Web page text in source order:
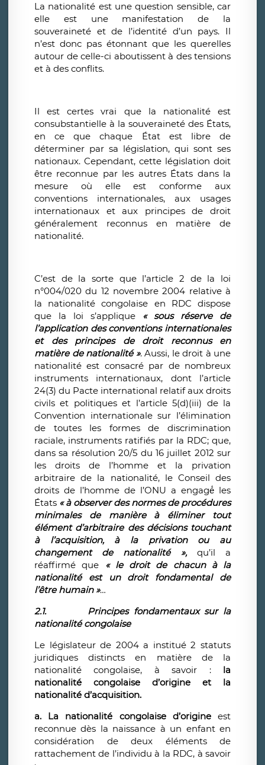
La nationalité est une question sensible, car
elle est une manifestation de la
souveraineté et de l’identité d’un pays. Il
n’est donc pas étonnant que les querelles
autour de celle-ci aboutissent à des tensions
et à des conflits.
Il est certes vrai que la nationalité est
consubstantielle à la souveraineté des États,
en ce que chaque État est libre de
déterminer par sa législation, qui sont ses
nationaux. Cependant, cette législation doit
être reconnue par les autres États dans la
mesure où elle est conforme aux
conventions internationales, aux usages
internationaux et aux principes de droit
généralement reconnus en matière de
nationalité.
C’est de la sorte que l’article 2 de la loi
n°004/020 du 12 novembre 2004 relative à
la nationalité congolaise en RDC dispose
que la loi s’applique « sous réserve de
l’application des conventions internationales
et des principes de droit reconnus en
matière de nationalité ». Aussi, le droit à une
nationalité est consacré par de nombreux
instruments internationaux, dont l’article
24(3) du Pacte international relatif aux droits
civils et politiques et l’article 5(d)(iii) de la
Convention internationale sur l’élimination
de toutes les formes de discrimination
raciale, instruments ratifiés par la RDC; que,
dans sa résolution 20/5 du 16 juillet 2012 sur
les droits de l’homme et la privation
arbitraire de la nationalité, le Conseil des
droits de l’homme de l’ONU a engagé́ les
États « à observer des normes de procédures
minimales de manière à éliminer tout
élément d’arbitraire des décisions touchant
à l’acquisition, à la privation ou au
changement de nationalité »,qu’il a
réaffirmé que « le droit de chacun à la
nationalité est un droit fondamental de
l’être humain »…
2.1.
Principes fondamentaux sur la
nationalité congolaise
Le législateur de 2004 a institué 2 statuts
juridiques distincts en matière de la
nationalité congolaise, à savoir : la
nationalité congolaise d’origine et la
nationalité d’acquisition.
a. La nationalité congolaise d’origine est
reconnue dès la naissance à un enfant en
considération de deux éléments de
rattachement de l’individu à la RDC, à savoir